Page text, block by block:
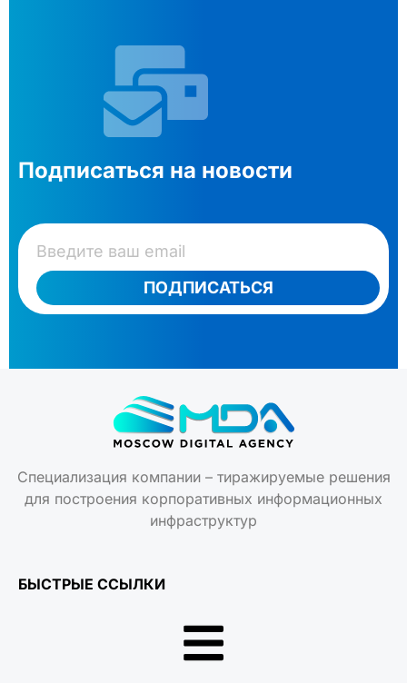
Подписаться на новости
ПОДПИСАТЬСЯ
Специализация компании – тиражируемые решения
для построения корпоративных информационных
инфраструктур
БЫСТРЫЕ ССЫЛКИ